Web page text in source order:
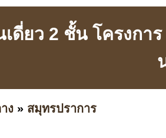
เดี่ยว 2 ชั้น โครงก
ง » สมุทรปราการ